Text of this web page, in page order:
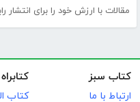
مقالات با ارزش خود را برای انتشار
کتاب سبز
ارتباط با ما
کتابراه
کتاب